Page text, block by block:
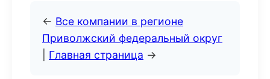
← Все компании в регионе
Приволжский федеральный округ
Главная страница →